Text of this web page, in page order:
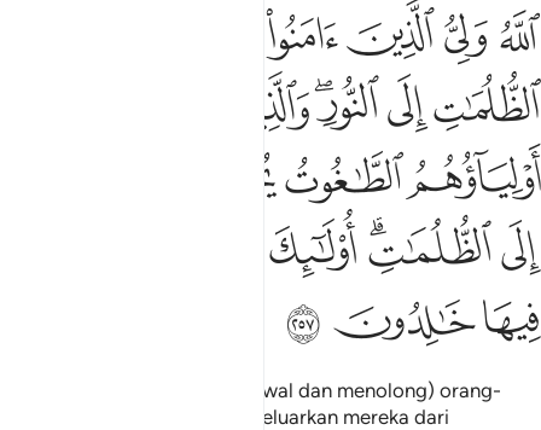
الله ولي الذين امنوا يخرجهم من الظلمات الى النور والذين كفروا
ٱللَّهُ وَلِىُّ ٱلَّذِينَ ءَامَنُوا۟ يُخْرِجُهُم مِّنَ ٱلظُّلُمَـٰتِ إِلَى ٱلنُّورِ ۖ وَٱلَّذِينَ كَفَرُوٓا۟
ﱁﱂﱃﱄ
ﱇﱈﱉﱊﱋ
ﱍﱎﱏ
ﱒﱓﱔﱕ
ﱚﱛ ﱜ
Allah Pelindung (Yang mengawal dan menolong) orang-
orang yang beriman. Ia mengeluarkan mereka dari